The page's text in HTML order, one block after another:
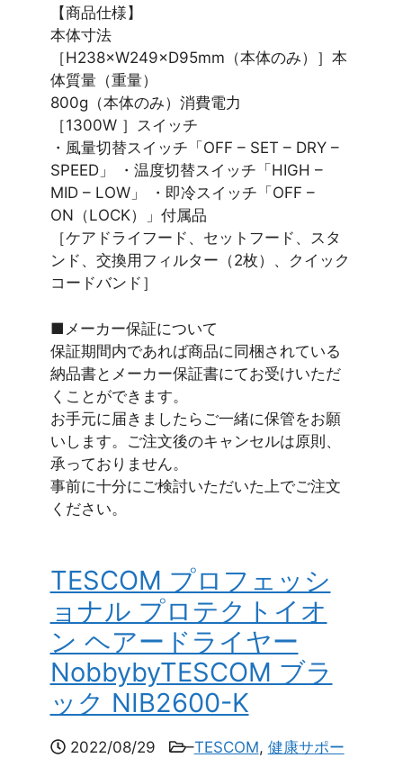
【商品仕様】
本体寸法
［H238×W249×D95mm（本体のみ）］本
体質量（重量）
800g（本体のみ）消費電力
［1300W ］スイッチ
・風量切替スイッチ「OFF – SET – DRY –
SPEED」 ・温度切替スイッチ「HIGH –
MID – LOW」 ・即冷スイッチ「OFF –
ON（LOCK）」付属品
［ケアドライフード、セットフード、スタ
ンド、交換用フィルター（2枚）、クイック
コードバンド］
■メーカー保証について
保証期間内であれば商品に同梱されている
納品書とメーカー保証書にてお受けいただ
くことができます。
お手元に届きましたらご一緒に保管をお願
いします。ご注文後のキャンセルは原則、
承っておりません。
事前に十分にご検討いただいた上でご注文
ください。
TESCOM プロフェッシ
ョナル プロテクトイオ
ン ヘアードライヤー
NobbybyTESCOM ブラ
ック NIB2600-K
2022/08/29 –TESCOM, 健康サポー